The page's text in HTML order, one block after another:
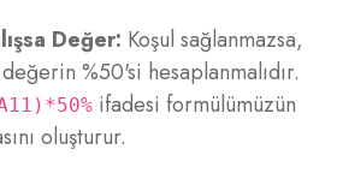
Değer: Koşul sağlanmazsa,
%50'si hesaplanmalıdır.
ifadesi formülümüzün
oluşturur.